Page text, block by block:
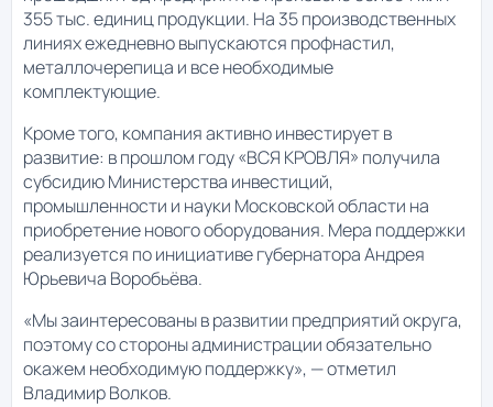
355 тыс. единиц продукции. На 35 производственных
линиях ежедневно выпускаются профнастил,
металлочерепица и все необходимые
комплектующие.
Кроме того, компания активно инвестирует в
развитие: в прошлом году «ВСЯ КРОВЛЯ» получила
субсидию Министерства инвестиций,
промышленности и науки Московской области на
приобретение нового оборудования. Мера поддержки
реализуется по инициативе губернатора Андрея
Юрьевича Воробьёва.
«Мы заинтересованы в развитии предприятий округа,
поэтому со стороны администрации обязательно
окажем необходимую поддержку», — отметил
Владимир Волков.